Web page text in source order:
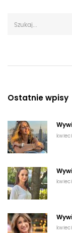
Ostatnie wpisy